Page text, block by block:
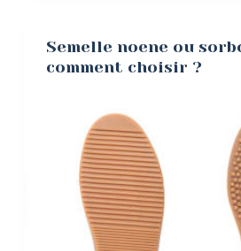
Semelle noene ou
comment choisir ?